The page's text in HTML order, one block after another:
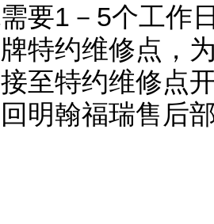
要1－5个工作
特约维修点，
至特约维修点
明翰福瑞售后